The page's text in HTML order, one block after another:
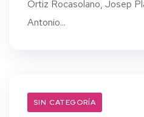
Ortiz Rocasolano, Josep
Antonio...
SIN CATEGORÍA